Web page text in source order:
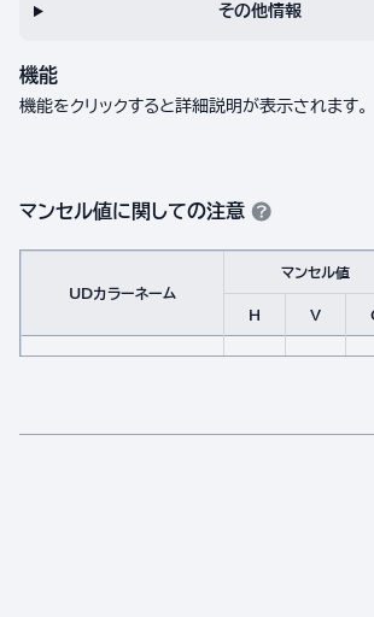
その他情報
機能
機能をクリックすると詳細説明が表示されます。
マンセル値に関しての注意
UDカラーネーム
マンセル値
H
V